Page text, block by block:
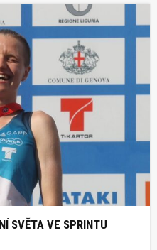
SVĚTA VE SPRINTU